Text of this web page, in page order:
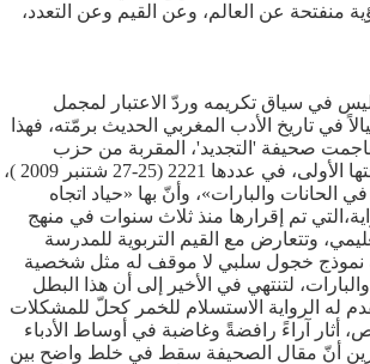
منفتحة عن العالم، وعن القيم وعن التعدد،
إلى الواجهة هذه الأيّام، ليس في سياق تكريمه وردّ الاعتبار لمجمل
في تاريخ الأدب المغربي الحديث برمّته، فهذا
صحيفة 'التجديد'، المقربة من حزب
العدالة والتنمية الإسلامي المعارض، روايته "محاولة عيش"، وكتبت بصدر صفحتها الأولى، في عددها 2221 (25-27 شتنبر 2009 )،
الحانات والبارات»، وأنّ بها «حياد اتجاه
تم إقرارها منذ ثلاث سنوات في منهج
وتتعارض مع القيم التربوية للمدرسة
نموذج خجول سلبي لا موقف له مثل شخصية
لتنتهي في الأخير إلى أن هذا البطل
له الرواية الاستسلام للخمر كحلّ للمشكلات
أثار آراءً رافضةً وغاضبة في أوساط الأدباء
أنّ مقال الصحيفة سقط في خلط واضح بين